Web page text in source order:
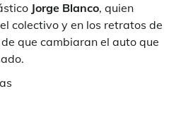
Jorge Blanco, quien
colectivo y en los retratos de
que cambiaran el auto que